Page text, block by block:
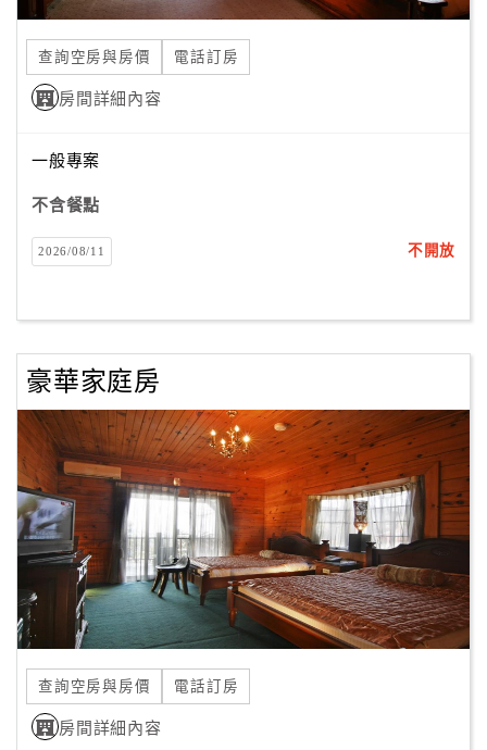
合
作
提
案
店
作
商
合
作
旅
伴
計
劃
商
品
宣
傳
查詢空房與房價 電話訂房
房間詳細內容
一般專案
不含餐點
2026/08/11 不開放
豪華家庭房
查詢空房與房價 電話訂房
房間詳細內容